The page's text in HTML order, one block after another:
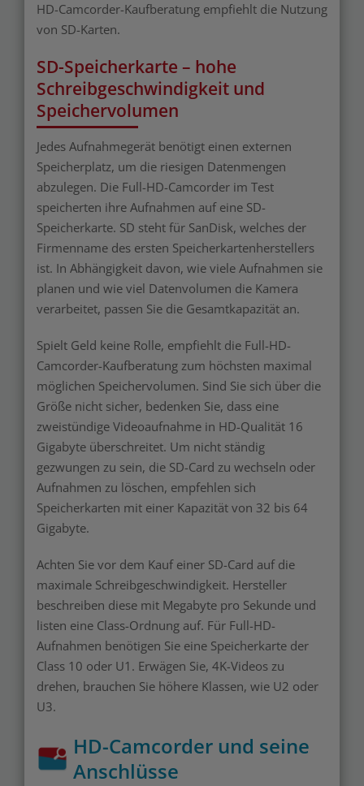
HD-Camcorder-Kaufberatung empfiehlt die Nutzung
von SD-Karten.
SD-Speicherkarte – hohe
Schreibgeschwindigkeit und
Speichervolumen
Jedes Aufnahmegerät benötigt einen externen
Speicherplatz, um die riesigen Datenmengen
abzulegen. Die Full-HD-Camcorder im Test
speicherten ihre Aufnahmen auf eine SD-
Speicherkarte. SD steht für SanDisk, welches der
Firmenname des ersten Speicherkartenherstellers
ist. In Abhängigkeit davon, wie viele Aufnahmen sie
planen und wie viel Datenvolumen die Kamera
verarbeitet, passen Sie die Gesamtkapazität an.
Spielt Geld keine Rolle, empfiehlt die Full-HD-
Camcorder-Kaufberatung zum höchsten maximal
möglichen Speichervolumen. Sind Sie sich über die
Größe nicht sicher, bedenken Sie, dass eine
zweistündige Videoaufnahme in HD-Qualität 16
Gigabyte überschreitet. Um nicht ständig
gezwungen zu sein, die SD-Card zu wechseln oder
Aufnahmen zu löschen, empfehlen sich
Speicherkarten mit einer Kapazität von 32 bis 64
Gigabyte.
Achten Sie vor dem Kauf einer SD-Card auf die
maximale Schreibgeschwindigkeit. Hersteller
beschreiben diese mit Megabyte pro Sekunde und
listen eine Class-Ordnung auf. Für Full-HD-
Aufnahmen benötigen Sie eine Speicherkarte der
Class 10 oder U1. Erwägen Sie, 4K-Videos zu
drehen, brauchen Sie höhere Klassen, wie U2 oder
U3.
HD-Camcorder und seine
Anschlüsse